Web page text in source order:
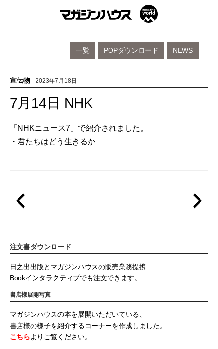
NEWS
POPダウンロード
一覧
宣伝物 - 2023年7月18日
7月14日 NHK
「NHKニュース7」で紹介されました。
・君たちはどう生きるか
注文書ダウンロード
日之出出版とマガジンハウスの販売業務提携
Bookインタラクティブでも注文できます。
書店様展開写真
マガジンハウスの本を展開いただいている、
書店様の様子を紹介するコーナーを作成しました。
こちらよりご覧ください。